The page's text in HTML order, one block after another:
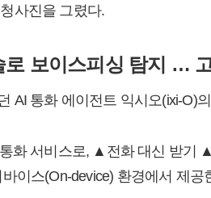
사진을 그렸다.
보이스피싱 탐지 …
AI 통화 에이전트 익시오(ixi-O)
화 서비스로, ▲전화 대신 받
이스(On-device) 환경에서 제공